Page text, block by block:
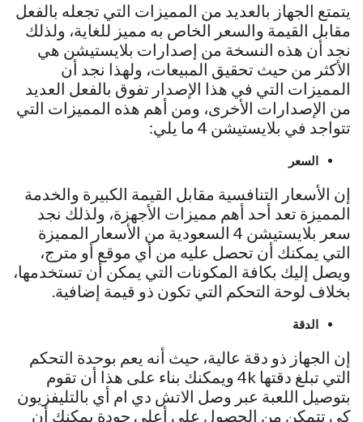
يتمتع الجهاز بالعديد من المميزات التي تجعله بالفعل
مقابل القيمة والسعر الخاص به مميز للغاية، ولذلك
نجد أن هذه النسخة من إصدارات بلايستيشن هي
الأكثر من حيث تحقيق المبيعات، ولهذا نجد أن
المميزات التي في هذا الإصدار تفوق بالفعل العديد
من الإصدارات الأخرى، ومن أهم هذه المميزات التي
تتواجد في بلايستيشن 4 ما يلي:
السعر
إن الأسعار التنافسية مقابل القيمة الكبيرة والخدمة
المميزة تعد أحد أهم مميزات الأجهزة، ولذلك نجد
سعر بلايستيشن 4 السعودية من الأسعار المميزة
التي يمكنك أن تحصل عليه من أي موقع أو مترج،
ويصل إليك بكافة المكونات التي يمكن أن تستخدمها،
بخلاف لوحة التحكم التي تكون ذو قيمة إضافية.
الدقة
إن الجهاز ذو دقة عالية، حيث أنه يعم بوحدة التحكم
التي تبلغ دقتها 4k ويمكنك بناء على هذا أن تقوم
بتوصيل اللعبة عبر وصل الاتش دي ام أي بالتليفزيون
كي تتمكن من الحصول على أعلى جودة يمكنك أن